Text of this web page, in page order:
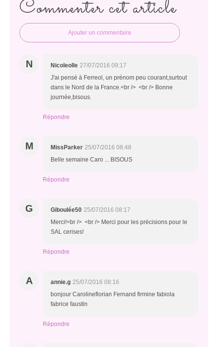
Commenter cet article
Ajouter un commentaire
N Nicoleolle 27/07/2016 09:17
J'ai pensé à Ferreol, un prénom peu courant,surtout
dans le Nord de la France.<br /> <br /> Bonne
journée,bisous.
Répondre
M MissParker 25/07/2016 08:48
Belle semaine Caro ... BISOUS
Répondre
G Giboulée50 25/07/2016 08:17
Merci!<br /> <br /> Merci pour les précisions pour le
SAL cerises!
Répondre
A annie.g 25/07/2016 08:16
bonjour Carolineflorian Fernand firmine fabiola
fabrice faustin
Répondre